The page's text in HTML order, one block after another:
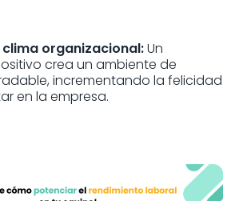
clima organizacional:Un
crea un ambiente de
incrementando la felicidad
en la empresa.